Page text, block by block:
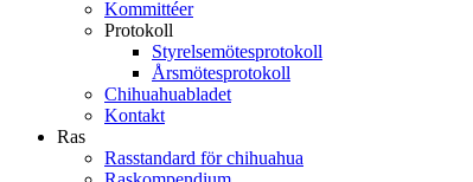
Kommittéer
Protokoll
Styrelsemötesprotokoll
Årsmötesprotokoll
Chihuahuabladet
Kontakt
Ras
Rasstandard för chihuahua